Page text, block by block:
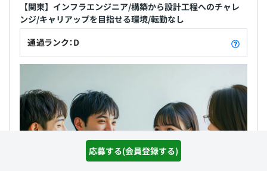
応募する(会員登録する)
【関東】インフラエンジニア/構築から設計工程へのチャレ
ンジ/キャリアップを目指せる環境/転勤なし
通過ランク：D